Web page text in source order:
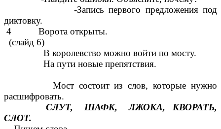
-Запись первого предложения под
диктовку.
4 Ворота открыты.
(слайд 6)
В королевство можно войти по мосту.
На пути новые препятствия.
Мост состоит из слов, которые нужно
расшифровать.
СЛУТ, ШАФК, ЛЖОКА, КВОРАТЬ,
СЛОТ.